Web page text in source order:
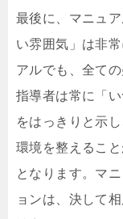
最後に、マニュ
い雰囲気」は非
アルでも、全て
指導者は常に「
をはっきりと示
環境を整えるこ
となります。マ
ョンは、決して